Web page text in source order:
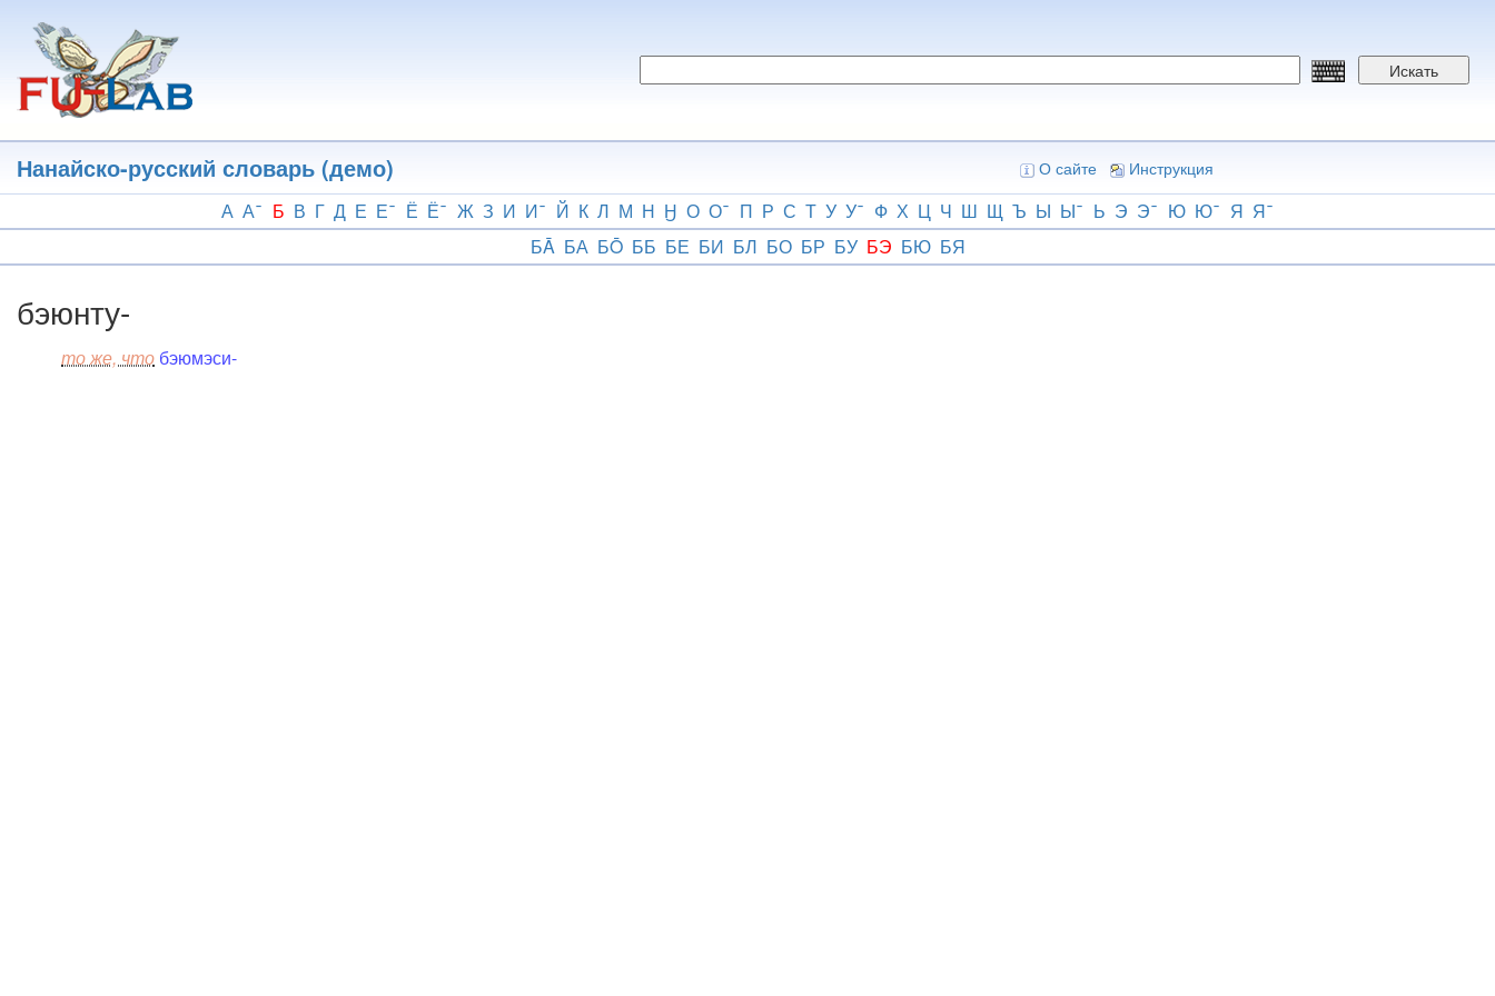
основному
содержанию
Искать
Нанайско-русский словарь (демо) О сайте Инструкция
А А Б В Г Д Е Е Ё Ё Ж З И И Й К Л М Н Ӈ О О П Р С Т У У Ф Х Ц Ч Ш Щ Ъ Ы Ы Ь Э Э Ю Ю Я Я
БĀ БА БŌ ББ БЕ БИ БЛ БО БР БУ БЭ БЮ БЯ
бэюнту-
то же, что бэюмэси-